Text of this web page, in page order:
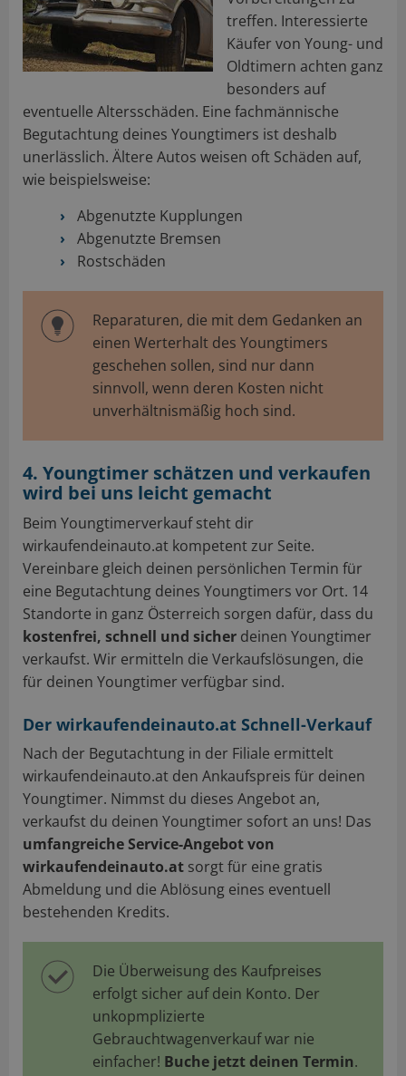
treffen. Interessierte
Käufer von Young- und
Oldtimern achten ganz
besonders auf
eventuelle Altersschäden. Eine fachmännische
Begutachtung deines Youngtimers ist deshalb
unerlässlich. Ältere Autos weisen oft Schäden auf,
wie beispielsweise:
Abgenutzte Kupplungen
Abgenutzte Bremsen
Rostschäden
Reparaturen, die mit dem Gedanken an
einen Werterhalt des Youngtimers
geschehen sollen, sind nur dann
sinnvoll, wenn deren Kosten nicht
unverhältnismäßig hoch sind.
4. Youngtimer schätzen und verkaufen
wird bei uns leicht gemacht
Beim Youngtimerverkauf steht dir
wirkaufendeinauto.at kompetent zur Seite.
Vereinbare gleich deinen persönlichen Termin für
eine Begutachtung deines Youngtimers vor Ort. 14
Standorte in ganz Österreich sorgen dafür, dass du
kostenfrei, schnell und sicher deinen Youngtimer
verkaufst. Wir ermitteln die Verkaufslösungen, die
für deinen Youngtimer verfügbar sind.
Der wirkaufendeinauto.at Schnell-Verkauf
Nach der Begutachtung in der Filiale ermittelt
wirkaufendeinauto.at den Ankaufspreis für deinen
Youngtimer. Nimmst du dieses Angebot an,
verkaufst du deinen Youngtimer sofort an uns! Das
umfangreiche Service-Angebot von
wirkaufendeinauto.at sorgt für eine gratis
Abmeldung und die Ablösung eines eventuell
bestehenden Kredits.
Die Überweisung des Kaufpreises
erfolgt sicher auf dein Konto. Der
unkopmplizierte
Gebrauchtwagenverkauf war nie
einfacher! Buche jetzt deinen Termin.